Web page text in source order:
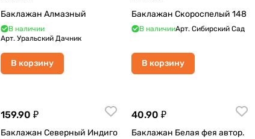
Баклажан Алмазный
В наличии
Арт.Уральский Дачник
В корзину
Баклажан Скороспелый 148
В наличииАрт.Сибирский Сад
В корзину
159.90 ₽
Баклажан Северный Индиго
40.90 ₽
Баклажан Белая фея автор.